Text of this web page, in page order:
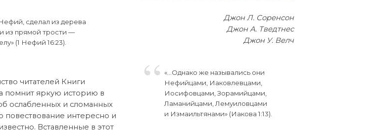
сделал из дерева
и из прямой трости —
(1 Нефий 16:23).
читателей Книги
помнит яркую историю в
ослабленных и сломанных
повествование интересно и
Вставленные в этот
Джон Л. Соренсон
Джон А. Тведтнес
Джон У. Велч
«…Однако же назывались они
Нефийцами, Иаковлевцами,
Иосифовцами, Зорамийцами,
Ламанийцами, Лемуиловцами
и Измаильтянами» (Иакова 1:13).